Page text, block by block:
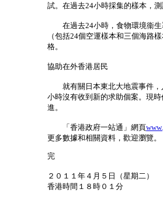
試。在過去24小時採集的樣本，測
在過去24小時，食物環境衞生
（包括24個空運樣本和三個海路
格。
協助在外香港居民
就有關日本東北大地震事件，
小時沒有收到新的求助個案。現
進。
「香港政府一站通」網頁
更多數據和相關資料，歡迎瀏覽。
完
２０１１年４月５日（星期二）
香港時間１８時０１分